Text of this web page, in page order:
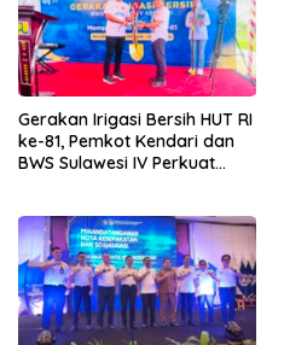
Gerakan Irigasi Bersih HUT RI
ke-81, Pemkot Kendari dan
BWS Sulawesi IV Perkuat